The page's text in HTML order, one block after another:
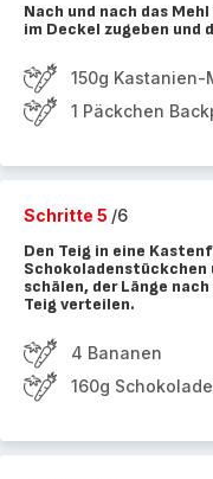
Nach und nach das
im Deckel zugeben und
150g Kastanien-
1 Päckchen
Schritte 5 /6
Den Teig in eine
Schokoladenstückchen
schälen, der Länge
Teig verteilen.
4 Bananen
160g